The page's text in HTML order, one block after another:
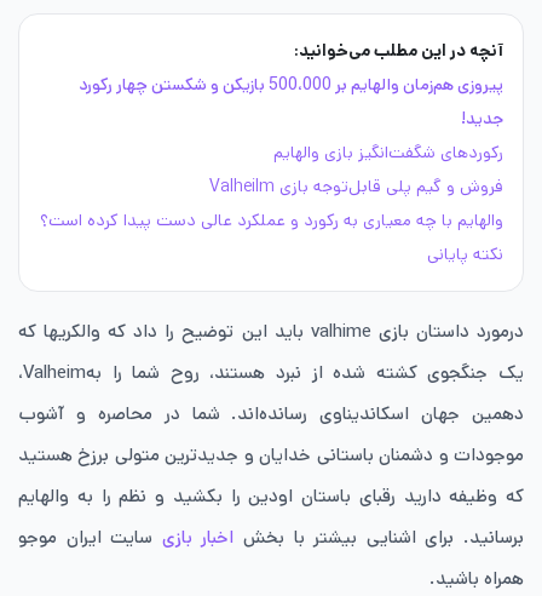
آنچه در این مطلب می‌خوانید:
پیروزی هم‌زمان والهایم بر 500،000 بازیکن و شکستن چهار رکورد
جدید!
رکوردهای شگفت‌انگیز بازی والهایم
فروش و گیم پلی قابل‌توجه بازی Valheilm
والهایم با چه معیاری به رکورد و عملکرد عالی دست پیدا کرده است؟
نکته پایانی
درمورد داستان بازی valhime باید این توضیح را داد که والکری­ها که
یک جنگجوی کشته شده از نبرد هستند، روح شما را بهValheim،
دهمین جهان اسکاندیناوی رسانده‌اند. شما در محاصره و آشوب
موجودات و دشمنان باستانی خدایان و جدیدترین متولی برزخ هستید
که وظیفه دارید رقبای باستان اودین را بکشید و نظم را به والهایم
برسانید. برای اشنایی بیشتر با بخش اخبار بازی سایت ایران موجو
همراه باشید.